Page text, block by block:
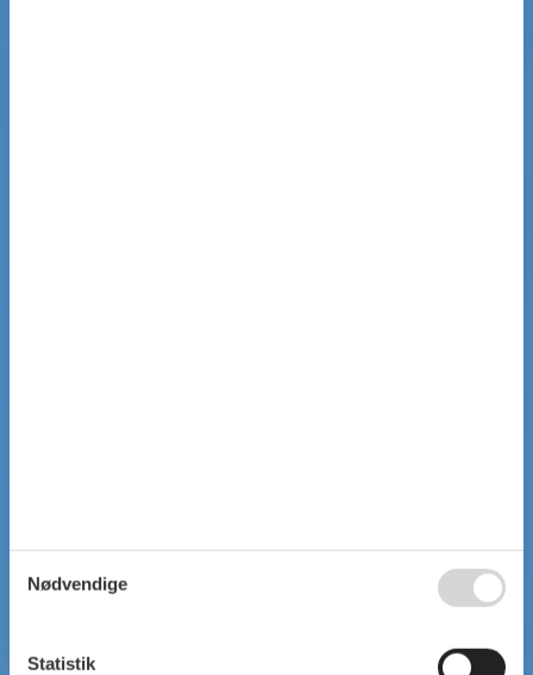
Nødvendige
Statistik